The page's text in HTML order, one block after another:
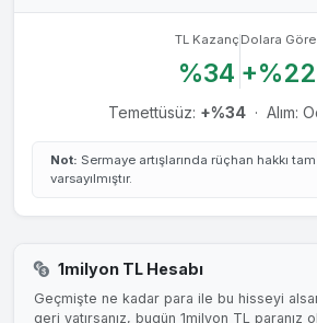
TL Kazanç
%34
Dolara Göre
+%22
Temettüsüz: +%34 · Alım:
Not: Sermaye artışlarında rüçhan hakkı tam
varsayılmıştır.
1milyon TL Hesabı
Geçmişte ne kadar para ile bu hisseyi
geri yatırsanız, bugün 1milyon TL paranız